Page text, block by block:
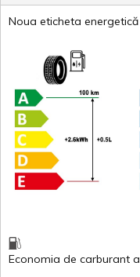
Noua eticheta energetică
Economia de carburant a